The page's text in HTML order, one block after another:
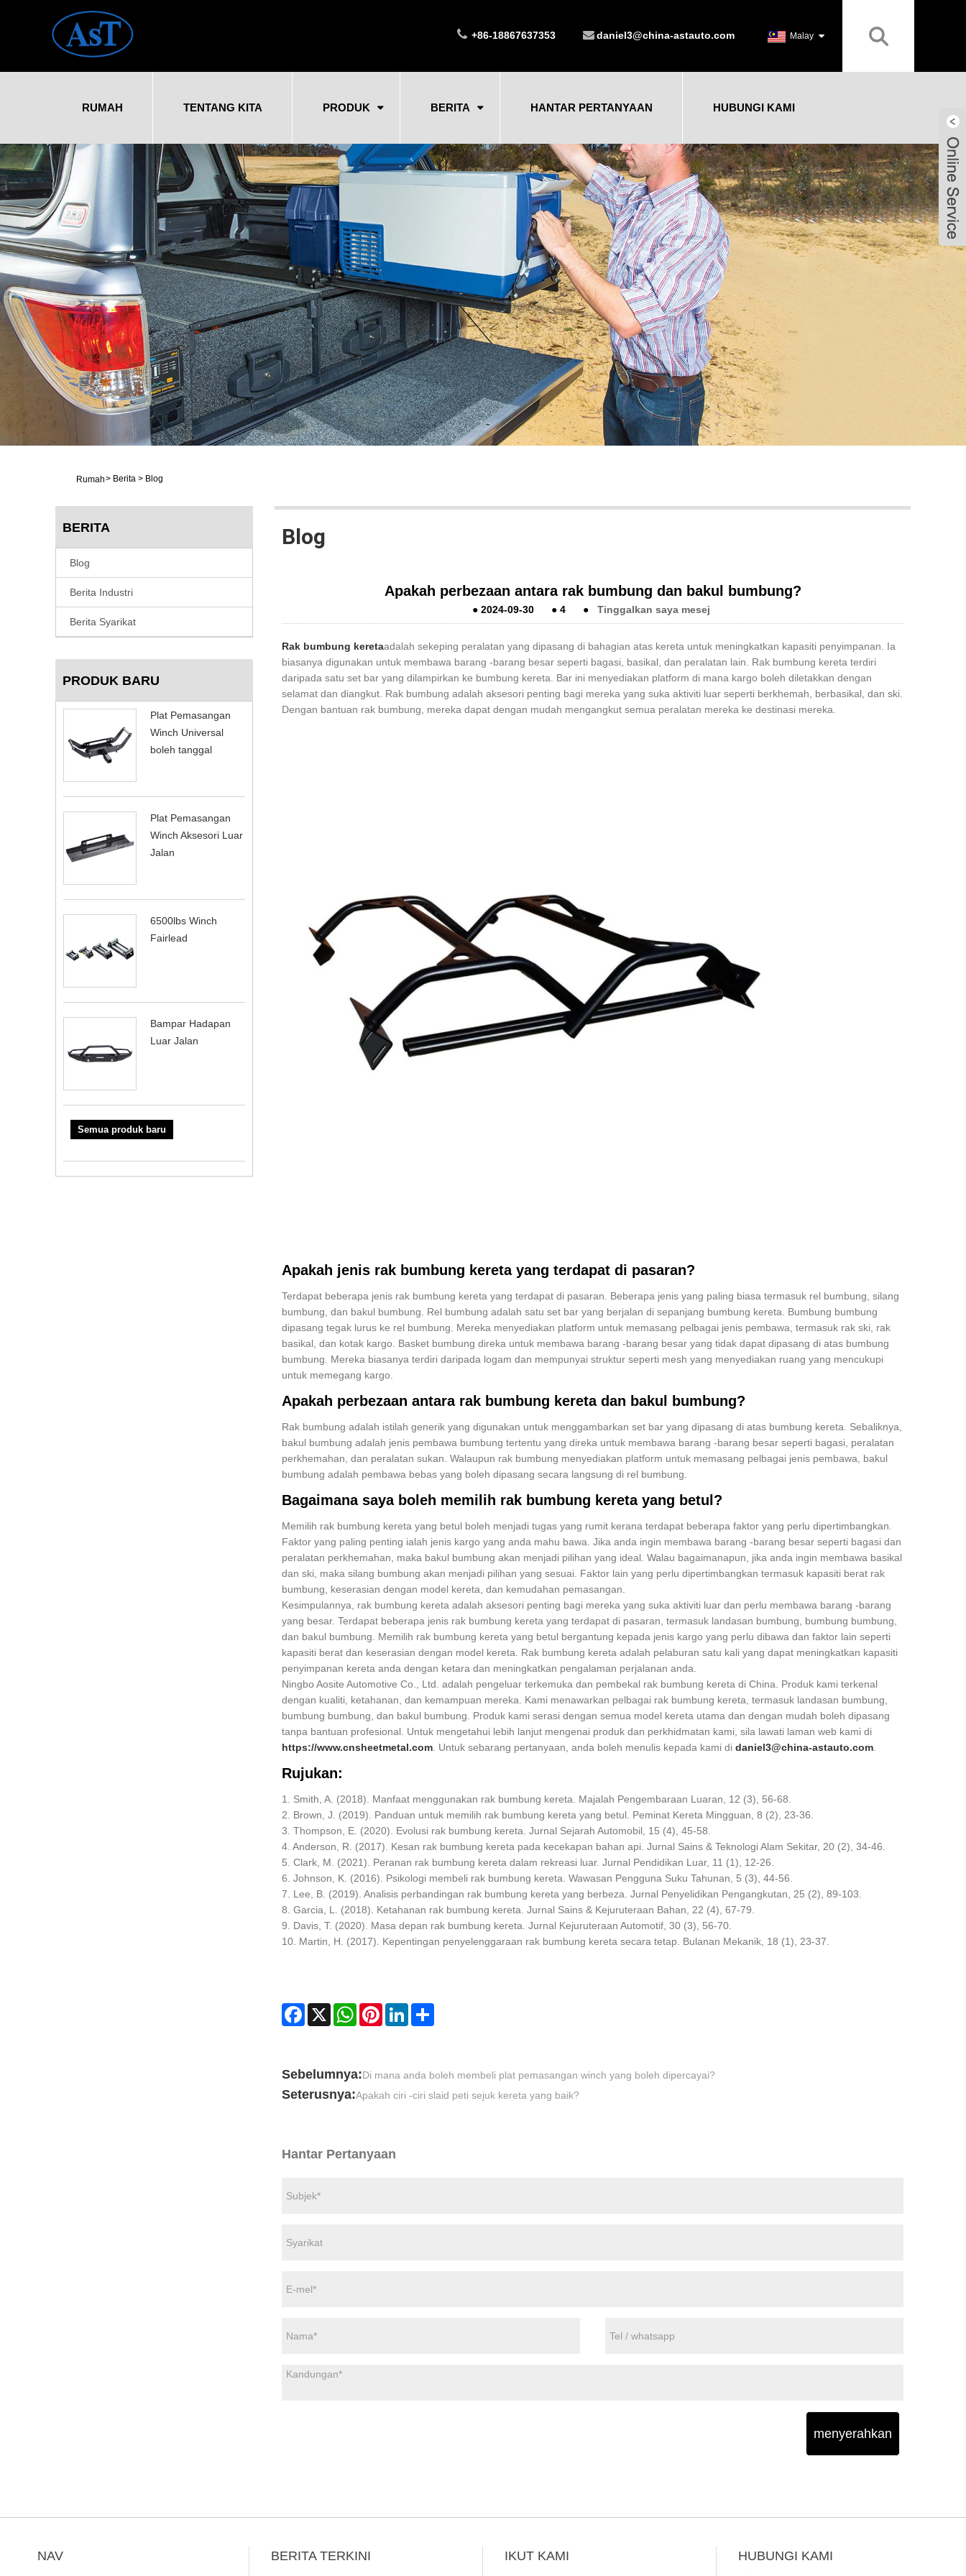
+86-18867637353 daniel3@china-astauto.com Malay
RUMAH TENTANG KITA PRODUK BERITA HANTAR PERTANYAAN HUBUNGI KAMI
Rumah> Berita > Blog
BERITA
Blog
Berita Industri
Berita Syarikat
PRODUK BARU
Plat Pemasangan
Winch Universal
boleh tanggal
Plat Pemasangan
Winch Aksesori Luar
Jalan
6500lbs Winch
Fairlead
Bampar Hadapan
Luar Jalan
Semua produk baru
Blog
Apakah perbezaan antara rak bumbung dan bakul bumbung?
● 2024-09-30 ● 4 ● Tinggalkan saya mesej
Rak bumbung keretaadalah sekeping peralatan yang dipasang di bahagian atas kereta untuk meningkatkan kapasiti penyimpanan. Ia
biasanya digunakan untuk membawa barang -barang besar seperti bagasi, basikal, dan peralatan lain. Rak bumbung kereta terdiri
daripada satu set bar yang dilampirkan ke bumbung kereta. Bar ini menyediakan platform di mana kargo boleh diletakkan dengan
selamat dan diangkut. Rak bumbung adalah aksesori penting bagi mereka yang suka aktiviti luar seperti berkhemah, berbasikal, dan ski.
Dengan bantuan rak bumbung, mereka dapat dengan mudah mengangkut semua peralatan mereka ke destinasi mereka.
Apakah jenis rak bumbung kereta yang terdapat di pasaran?
Terdapat beberapa jenis rak bumbung kereta yang terdapat di pasaran. Beberapa jenis yang paling biasa termasuk rel bumbung, silang
bumbung, dan bakul bumbung. Rel bumbung adalah satu set bar yang berjalan di sepanjang bumbung kereta. Bumbung bumbung
dipasang tegak lurus ke rel bumbung. Mereka menyediakan platform untuk memasang pelbagai jenis pembawa, termasuk rak ski, rak
basikal, dan kotak kargo. Basket bumbung direka untuk membawa barang -barang besar yang tidak dapat dipasang di atas bumbung
bumbung. Mereka biasanya terdiri daripada logam dan mempunyai struktur seperti mesh yang menyediakan ruang yang mencukupi
untuk memegang kargo.
Apakah perbezaan antara rak bumbung kereta dan bakul bumbung?
Rak bumbung adalah istilah generik yang digunakan untuk menggambarkan set bar yang dipasang di atas bumbung kereta. Sebaliknya,
bakul bumbung adalah jenis pembawa bumbung tertentu yang direka untuk membawa barang -barang besar seperti bagasi, peralatan
perkhemahan, dan peralatan sukan. Walaupun rak bumbung menyediakan platform untuk memasang pelbagai jenis pembawa, bakul
bumbung adalah pembawa bebas yang boleh dipasang secara langsung di rel bumbung.
Bagaimana saya boleh memilih rak bumbung kereta yang betul?
Memilih rak bumbung kereta yang betul boleh menjadi tugas yang rumit kerana terdapat beberapa faktor yang perlu dipertimbangkan.
Faktor yang paling penting ialah jenis kargo yang anda mahu bawa. Jika anda ingin membawa barang -barang besar seperti bagasi dan
peralatan perkhemahan, maka bakul bumbung akan menjadi pilihan yang ideal. Walau bagaimanapun, jika anda ingin membawa basikal
dan ski, maka silang bumbung akan menjadi pilihan yang sesuai. Faktor lain yang perlu dipertimbangkan termasuk kapasiti berat rak
bumbung, keserasian dengan model kereta, dan kemudahan pemasangan.
Kesimpulannya, rak bumbung kereta adalah aksesori penting bagi mereka yang suka aktiviti luar dan perlu membawa barang -barang
yang besar. Terdapat beberapa jenis rak bumbung kereta yang terdapat di pasaran, termasuk landasan bumbung, bumbung bumbung,
dan bakul bumbung. Memilih rak bumbung kereta yang betul bergantung kepada jenis kargo yang perlu dibawa dan faktor lain seperti
kapasiti berat dan keserasian dengan model kereta. Rak bumbung kereta adalah pelaburan satu kali yang dapat meningkatkan kapasiti
penyimpanan kereta anda dengan ketara dan meningkatkan pengalaman perjalanan anda.
Ningbo Aosite Automotive Co., Ltd. adalah pengeluar terkemuka dan pembekal rak bumbung kereta di China. Produk kami terkenal
dengan kualiti, ketahanan, dan kemampuan mereka. Kami menawarkan pelbagai rak bumbung kereta, termasuk landasan bumbung,
bumbung bumbung, dan bakul bumbung. Produk kami serasi dengan semua model kereta utama dan dengan mudah boleh dipasang
tanpa bantuan profesional. Untuk mengetahui lebih lanjut mengenai produk dan perkhidmatan kami, sila lawati laman web kami di
https://www.cnsheetmetal.com . Untuk sebarang pertanyaan, anda boleh menulis kepada kami di daniel3@china-astauto.com
Rujukan:
1. Smith, A. (2018). Manfaat menggunakan rak bumbung kereta. Majalah Pengembaraan Luaran, 12 (3), 56-68.
2. Brown, J. (2019). Panduan untuk memilih rak bumbung kereta yang betul. Peminat Kereta Mingguan, 8 (2), 23-36.
3. Thompson, E. (2020). Evolusi rak bumbung kereta. Jurnal Sejarah Automobil, 15 (4), 45-58.
4. Anderson, R. (2017). Kesan rak bumbung kereta pada kecekapan bahan api. Jurnal Sains & Teknologi Alam Sekitar, 20 (2), 34-46.
5. Clark, M. (2021). Peranan rak bumbung kereta dalam rekreasi luar. Jurnal Pendidikan Luar, 11 (1), 12-26.
6. Johnson, K. (2016). Psikologi membeli rak bumbung kereta. Wawasan Pengguna Suku Tahunan, 5 (3), 44-56.
7. Lee, B. (2019). Analisis perbandingan rak bumbung kereta yang berbeza. Jurnal Penyelidikan Pengangkutan, 25 (2), 89-103.
8. Garcia, L. (2018). Ketahanan rak bumbung kereta. Jurnal Sains & Kejuruteraan Bahan, 22 (4), 67-79.
9. Davis, T. (2020). Masa depan rak bumbung kereta. Jurnal Kejuruteraan Automotif, 30 (3), 56-70.
10. Martin, H. (2017). Kepentingan penyelenggaraan rak bumbung kereta secara tetap. Bulanan Mekanik, 18 (1), 23-37.
Facebook
X WhatsAppPinterestLinkedIn
Sebelumnya:Di mana anda boleh membeli plat pemasangan winch yang boleh dipercayai?
Seterusnya:Apakah ciri -ciri slaid peti sejuk kereta yang baik?
Hantar Pertanyaan
menyerahkan
NAV BERITA TERKINI IKUT KAMI HUBUNGI KAMI